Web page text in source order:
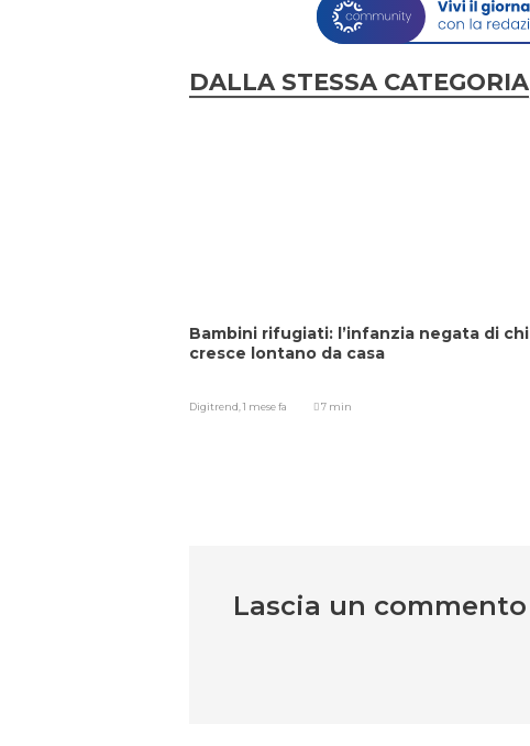
DALLA STESSA CATEGORIA
Bambini rifugiati: l’infanzia negata di chi
cresce lontano da casa
Digitrend,1 mese fa 7 min
Lascia un commento